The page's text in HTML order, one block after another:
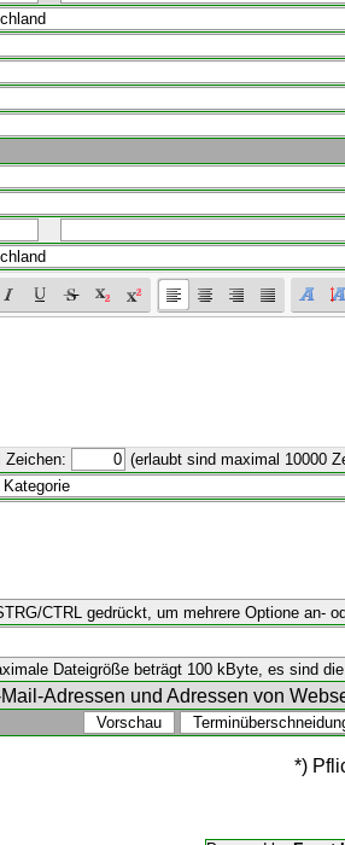
Zeichen: (erlaubt sind maximal 10000
CTRL gedrückt, um mehrere Optione an-
Dateigröße beträgt 100 kByte, es sind
Mail-Adressen und Adressen von
*)